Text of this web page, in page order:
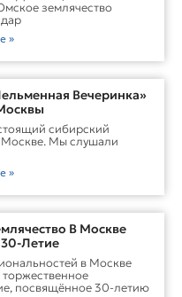
землячество
»
Вечеринка»
сибирский
Москве. Мы слушали
»
В Москве
Летие
в Москве
торжественное
посвящённое 30-летию